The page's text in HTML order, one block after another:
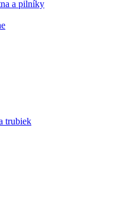
a pilníky
trubiek